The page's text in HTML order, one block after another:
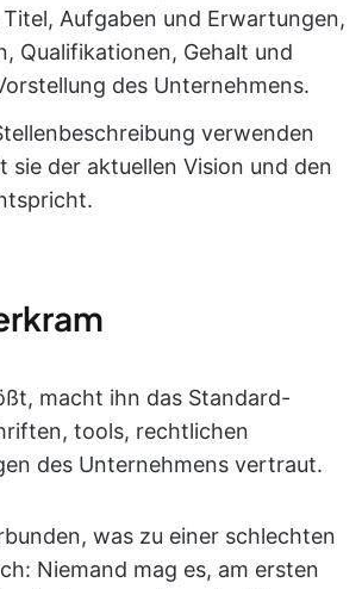
Aufgaben und Erwartungen,
Qualifikationen, Gehalt und
des Unternehmens.
verwenden
sie der aktuellen Vision und den
macht ihn das Standard-
tools, rechtlichen
des Unternehmens vertraut.
was zu einer schlechten
Niemand mag es, am ersten